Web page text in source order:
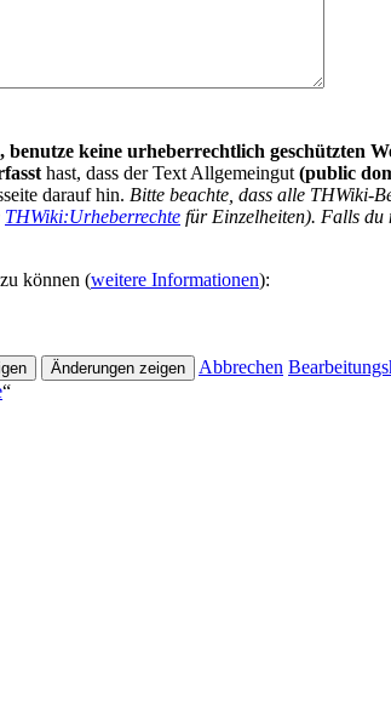
keine urheberrechtlich geschützten
hast, dass der Text Allgemeingut (public
darauf hin. Bitte beachte, dass alle THWiki-
THWiki:Urheberrechte für Einzelheiten). Falls du
können (weitere Informationen):
Abbrechen
“